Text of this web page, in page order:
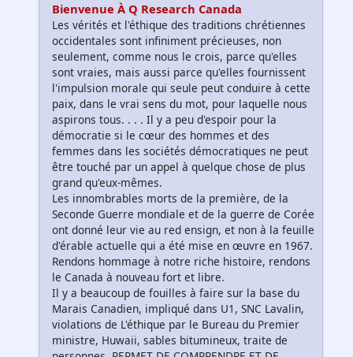
Bienvenue À Q Research Canada
Les vérités et l'éthique des traditions chrétiennes
occidentales sont infiniment précieuses, non
seulement, comme nous le crois, parce qu'elles
sont vraies, mais aussi parce qu'elles fournissent
l'impulsion morale qui seule peut conduire à cette
paix, dans le vrai sens du mot, pour laquelle nous
aspirons tous. . . . Il y a peu d'espoir pour la
démocratie si le cœur des hommes et des
femmes dans les sociétés démocratiques ne peut
être touché par un appel à quelque chose de plus
grand qu'eux-mêmes.
Les innombrables morts de la première, de la
Seconde Guerre mondiale et de la guerre de Corée
ont donné leur vie au red ensign, et non à la feuille
d'érable actuelle qui a été mise en œuvre en 1967.
Rendons hommage à notre riche histoire, rendons
le Canada à nouveau fort et libre.
Il y a beaucoup de fouilles à faire sur la base du
Marais Canadien, impliqué dans U1, SNC Lavalin,
violations de L'éthique par le Bureau du Premier
ministre, Huwaii, sables bitumineux, traite de